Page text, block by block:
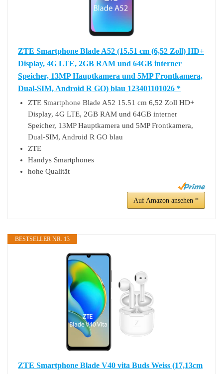
ZTE Smartphone Blade A52 (15.51 cm (6,52 Zoll) HD+
Display, 4G LTE, 2GB RAM und 64GB interner
Speicher, 13MP Hauptkamera und 5MP Frontkamera,
Dual-SIM, Android R GO) blau 123401101026 *
ZTE Smartphone Blade A52 15.51 cm 6,52 Zoll HD+
Display, 4G LTE, 2GB RAM und 64GB interner
Speicher, 13MP Hauptkamera und 5MP Frontkamera,
Dual-SIM, Android R GO blau
ZTE
Handys Smartphones
hohe Qualität
Auf Amazon ansehen *
BESTSELLER NR. 13
ZTE Smartphone Blade V40 vita Buds Weiss (17,13cm